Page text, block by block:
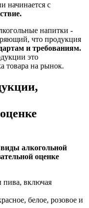
начинается с
напитки -
что продукция
и требованиям.
это
товара на рынок.
виды алкогольной
оценке
пива, включая
белое, розовое и